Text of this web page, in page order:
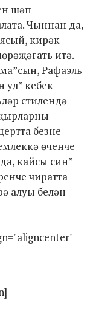
шәп
Чыннан да,
кирәк
итә.
Рафаэль
ул” кебек
стилендә
безне
өченче
кайсы син”
чиратта
алуы белән